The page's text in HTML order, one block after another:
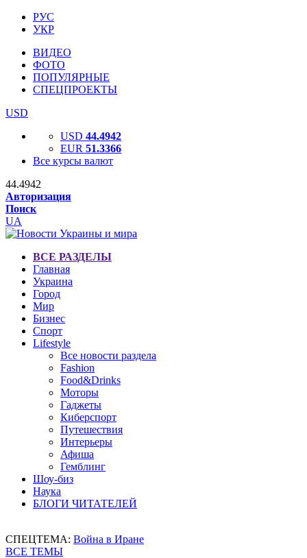
РУС
УКР
ВИДЕО
ФОТО
ПОПУЛЯРНЫЕ
СПЕЦПРОЕКТЫ
USD
USD 44.4942
EUR 51.3366
Все курсы валют
44.4942
Авторизация
Поиск
UA
ВСЕ РАЗДЕЛЫ
Главная
Украина
Город
Мир
Бизнес
Спорт
Lifestyle
Все новости раздела
Fashion
Food&Drinks
Моторы
Гаджеты
Киберспорт
Путешествия
Интерьеры
Афиша
Гемблинг
Шоу-биз
Наука
БЛОГИ ЧИТАТЕЛЕЙ
СПЕЦТЕМА: Война в Иране
ВСЕ ТЕМЫ